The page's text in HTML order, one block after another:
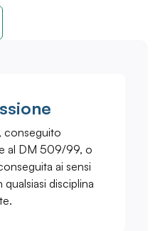
conseguito
al DM 509/99, o
ai sensi
disciplina